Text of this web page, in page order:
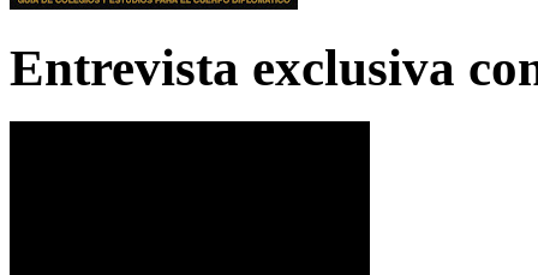
Entrevista exclusiva